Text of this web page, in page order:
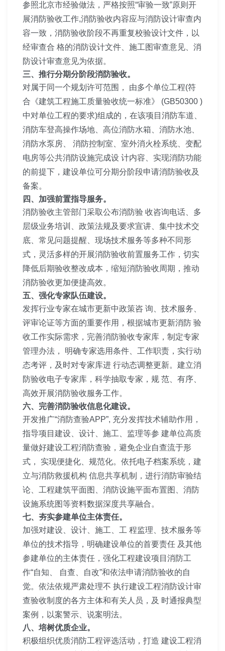
参照北京市经验做法，严格按照“审验一致”原则开
展消防验收工作,消防验收内容应与消防设计审查内
容一致，消防验收阶段不再重复校验设计文件，以
经审查合 格的消防设计文件、施工图审查意见、消
防设计审查意见为依据。
三、推行分期分阶段消防验收。
对属于同一个规划许可范围， 由多个单位工程(符
合《建筑工程施工质量验收统一标准》 (GB50300 )
中对单位工程的要求)组成的，在该项目消防车道、
消防车登高操作场地、高位消防水箱、消防水池、
消防水泵房、 消防控制室、室外消火栓系统、变配
电房等公共消防设施完成设 计内容、实现消防功能
的前提下，建设单位可分期分阶段申请消防验收及
备案。
四、加强前置指导服务。
消防验收主管部门采取公布消防验 收咨询电话、多
层级业务培训、政策法规及要求宣讲、集中技术交
底、常见问题提醒、现场技术服务等多种不同形
式，灵活多样的开展消防验收前置服务工作，切实
降低后期验收整改成本，缩短消防验收周期，推动
消防验收更加便捷高效。
五、强化专家队伍建设。
发挥行业专家在城市更新中政策咨 询、技术服务、
评审论证等方面的重要作用，根据城市更新消防 验
收工作实际需求，完善消防验收专家库，制定专家
管理办法， 明确专家选用条件、工作职责，实行动
态考评，及时对专家库进 行动态调整更新。建立消
防验收电子专家库，科学抽取专家，规 范、有序、
高效开展消防验收服务工作。
六、完善消防验收信息化建设。
开发推广“消防查验APP”, 充分发挥技术辅助作用，
指导项目建设、设计、施工、监理等参 建单位高质
量做好建设工程消防查验，避免企业自查流于形
式， 实现便捷化、规范化。依托电子档案系统，建
立与消防救援机构 信息共享机制，进行消防审验结
论、工程建筑平面图、消防设施平面布置图、消防
设施系统图等资料数据深度共享融合。
七、夯实参建单位主体责任。
加强对建设、设计、施工、工 程监理、技术服务等
单位的技术指导，明确建设单位的首要责任 及其他
参建单位的主体责任，强化工程建设项目消防工
作“自知、 自查、自改”和依法申请消防验收的自
觉。依法依规严肃处理不 执行建设工程消防设计审
查验收制度的各方主体和有关人员，及 时通报典型
案例，以案警示、说案明法。
八、培树优质企业。
积极组织优质消防工程评选活动，打造 建设工程消